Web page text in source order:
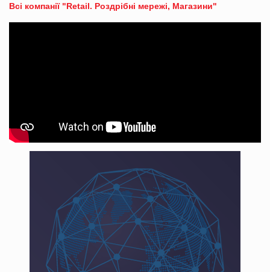
Всі компанії "Retail. Роздрібні мережі, Магазини"